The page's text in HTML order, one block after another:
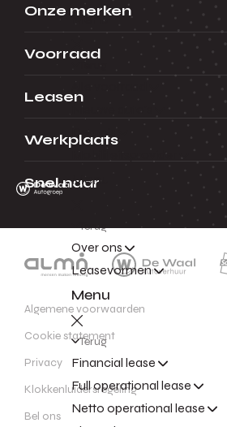
Menu
Demo's
Menu
Terug
Over ons
Leasevormen
Menu
Terug
Financial lease
Full operational lease
Netto operational lease
Onze merken
Voorraad
Leasen
Werkplaats
Snel naar
Algemene voorwaarden
Cookie statement
Privacy
Klokkenluidersregeling
Bel ons